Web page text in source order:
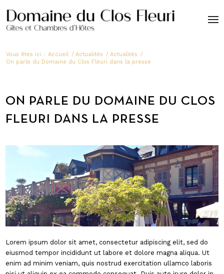
Vous êtes ici : Accueil / Actualités / Actualités /
On parle du Domaine du Clos Fleuri dans la presse
ON PARLE DU DOMAINE DU CLOS
FLEURI DANS LA PRESSE
Lorem ipsum dolor sit amet, consectetur adipiscing elit, sed do
eiusmod tempor incididunt ut labore et dolore magna aliqua. Ut
enim ad minim veniam, quis nostrud exercitation ullamco laboris